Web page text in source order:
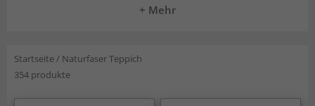
+ Mehr
Startseite/ Naturfaser Teppich
354 produkte